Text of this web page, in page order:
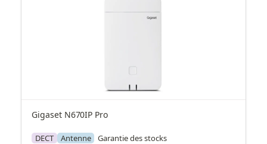
Gigaset N670IP Pro
DECT Antenne Garantie des stocks